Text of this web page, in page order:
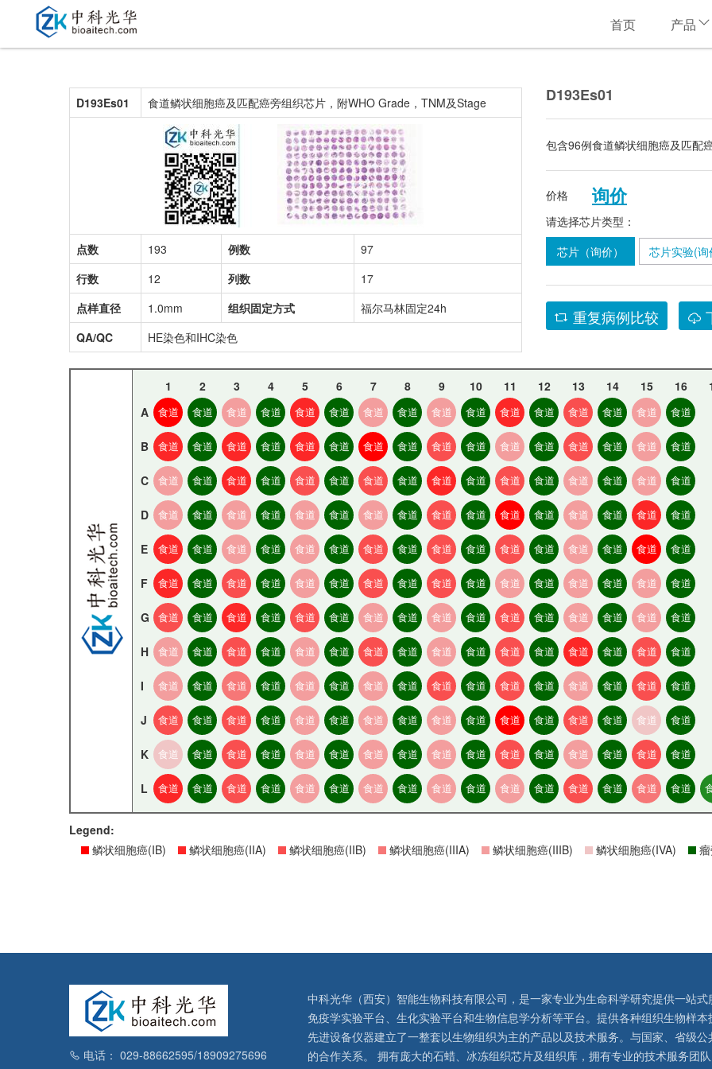
首页 产品
D193Es01 食道鳞状细胞癌及匹配癌旁组织芯片，附WHO Grade，TNM及Stage
点数 193 例数
97
行数
12 列数
17
点样直径
1.0mm 组织固定方式
福尔马林固定24h
QA/QC
HE染色和IHC染色
D193Es01
包含96例食道鳞状细胞癌及匹配
价格 询价
请选择芯片类型：
芯片（询价）
芯片实验(询
重复病例比较
1 2 3 4 5 6 7 8 9 10 11 12 13 14 15 16
A
食道 食道 食道 食道 食道 食道 食道 食道 食道 食道 食道 食道 食道 食道 食道 食道
B 食道 食道 食道 食道 食道 食道 食道 食道 食道 食道 食道 食道 食道 食道 食道 食道
C 食道 食道 食道 食道 食道 食道 食道 食道 食道 食道 食道 食道 食道 食道 食道 食道
D 食道 食道 食道 食道 食道 食道 食道 食道 食道 食道 食道 食道 食道 食道 食道 食道
E 食道 食道 食道 食道 食道 食道 食道 食道 食道 食道 食道 食道 食道 食道 食道 食道
F 食道 食道 食道 食道 食道 食道 食道 食道 食道 食道 食道 食道 食道 食道 食道 食道
G 食道 食道 食道 食道 食道 食道 食道 食道 食道 食道 食道 食道 食道 食道 食道 食道
H 食道 食道 食道 食道 食道 食道 食道 食道 食道 食道 食道 食道 食道 食道 食道 食道
I 食道 食道 食道 食道 食道 食道 食道 食道 食道 食道 食道 食道 食道 食道 食道 食道
J 食道 食道 食道 食道 食道 食道 食道 食道 食道 食道 食道 食道 食道 食道 食道 食道
K 食道 食道 食道 食道 食道 食道 食道 食道 食道 食道 食道 食道 食道 食道 食道 食道
L 食道 食道 食道 食道 食道 食道 食道 食道 食道 食道 食道 食道 食道 食道 食道 食道
Legend:
鳞状细胞癌(IB)
鳞状细胞癌(IIA) 鳞状细胞癌(IIB) 鳞状细胞癌(IIIA) 鳞状细胞癌(IIIB) 鳞状细胞癌(IVA)
电话： 029-88662595/18909275696
中科光华（西安）智能生物科技有限公司，是一家专业为生命科学研究提供一站
免疫学实验平台、生化实验平台和生物信息学分析等平台。提供各种组织生物样
先进设备仪器建立了一整套以生物组织为主的产品以及技术服务。与国家、省级
的合作关系。 拥有庞大的石蜡、冰冻组织芯片及组织库，拥有专业的技术服务团